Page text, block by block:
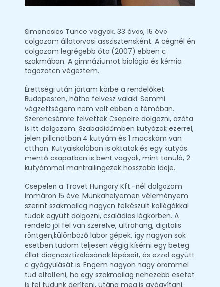
Simoncsics Tünde vagyok, 33 éves, 15 éve
dolgozom állatorvosi asszisztensként. A cégnél én
dolgozom legrégebb óta (2007) ebben a
szakmában. A gimnáziumot biológia és kémia
tagozaton végeztem.
Érettségi után jártam körbe a rendelőket
Budapesten, hátha felvesz valaki. Semmi
végzettségem nem volt ebben a témában.
Szerencsémre felvettek Csepelre dolgozni, azóta
is itt dolgozom. Szabadidőmben kutyázok ezerrel,
jelen pillanatban 4 kutyám és 1 macskám van
otthon. Kutyaiskolában is oktatok és egy kutyás
mentő csapatban is bent vagyok, mint tanuló, 2
kutyámmal mantrailingezek hosszabb ideje.
Csepelen a Trovet Hungary Kft.-nél dolgozom
immáron 15 éve. Munkahelyemen véleményem
szerint szakmailag nagyon felkészült kollégákkal
tudok együtt dolgozni, családias légkörben. A
rendelő jól fel van szerelve, ultrahang, digitális
röntgen,különböző labor gépek, így nagyon sok
esetben tudom teljesen végig kísérni egy beteg
állat diagnosztizálásának lépéseit, és ezzel együtt
a gyógyulását is. Engem nagyon nagy örömmel
tud eltölteni, ha egy szakmailag nehezebb esetet
is fel tudunk deríteni, utána meg is gyógyítani.